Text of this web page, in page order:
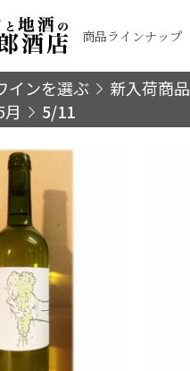
商品ラインナップ
インを選ぶ
新入荷商品
5/11